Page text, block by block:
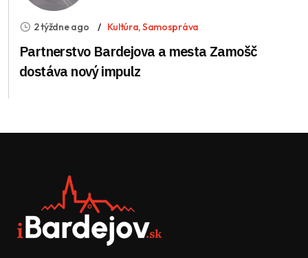
2 týždne ago Kultúra,Samospráva
Partnerstvo Bardejova a mesta Zamošč
dostáva nový impulz